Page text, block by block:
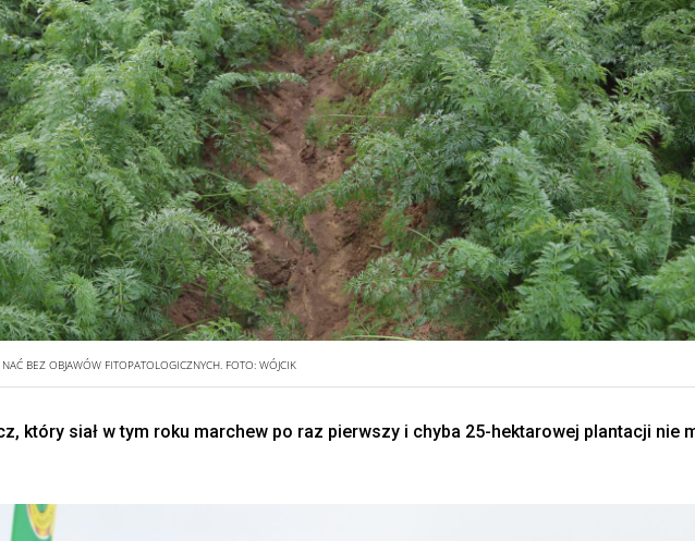
BEZ OBJAWÓW FITOPATOLOGICZNYCH. FOTO: WÓJCIK
który siał w tym roku marchew po raz pierwszy i chyba 25-hektarowej plantacji nie